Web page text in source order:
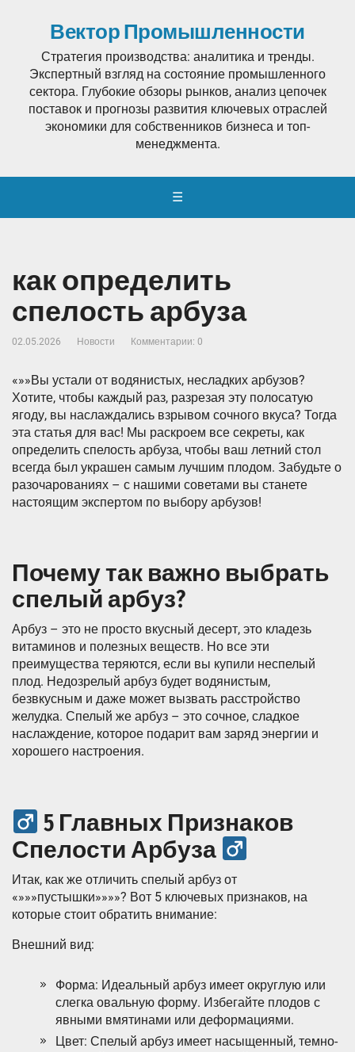
Вектор Промышленности
Стратегия производства: аналитика и тренды.
Экспертный взгляд на состояние промышленного
сектора. Глубокие обзоры рынков, анализ цепочек
поставок и прогнозы развития ключевых отраслей
экономики для собственников бизнеса и топ-
менеджмента.
☰
как определить
спелость арбуза
02.05.2026 Новости Комментарии: 0
«»»Вы устали от водянистых, несладких арбузов?
Хотите, чтобы каждый раз, разрезая эту полосатую
ягоду, вы наслаждались взрывом сочного вкуса? Тогда
эта статья для вас! Мы раскроем все секреты, как
определить спелость арбуза, чтобы ваш летний стол
всегда был украшен самым лучшим плодом. Забудьте о
разочарованиях – с нашими советами вы станете
настоящим экспертом по выбору арбузов!
Почему так важно выбрать
спелый арбуз?
Арбуз – это не просто вкусный десерт, это кладезь
витаминов и полезных веществ. Но все эти
преимущества теряются, если вы купили неспелый
плод. Недозрелый арбуз будет водянистым,
безвкусным и даже может вызвать расстройство
желудка. Спелый же арбуз – это сочное, сладкое
наслаждение, которое подарит вам заряд энергии и
хорошего настроения.
5 Главных Признаков
Спелости Арбуза
Итак, как же отличить спелый арбуз от
«»»»пустышки»»»»? Вот 5 ключевых признаков, на
которые стоит обратить внимание:
Внешний вид:
Форма: Идеальный арбуз имеет округлую или
слегка овальную форму. Избегайте плодов с
явными вмятинами или деформациями.
Цвет: Спелый арбуз имеет насыщенный, темно-